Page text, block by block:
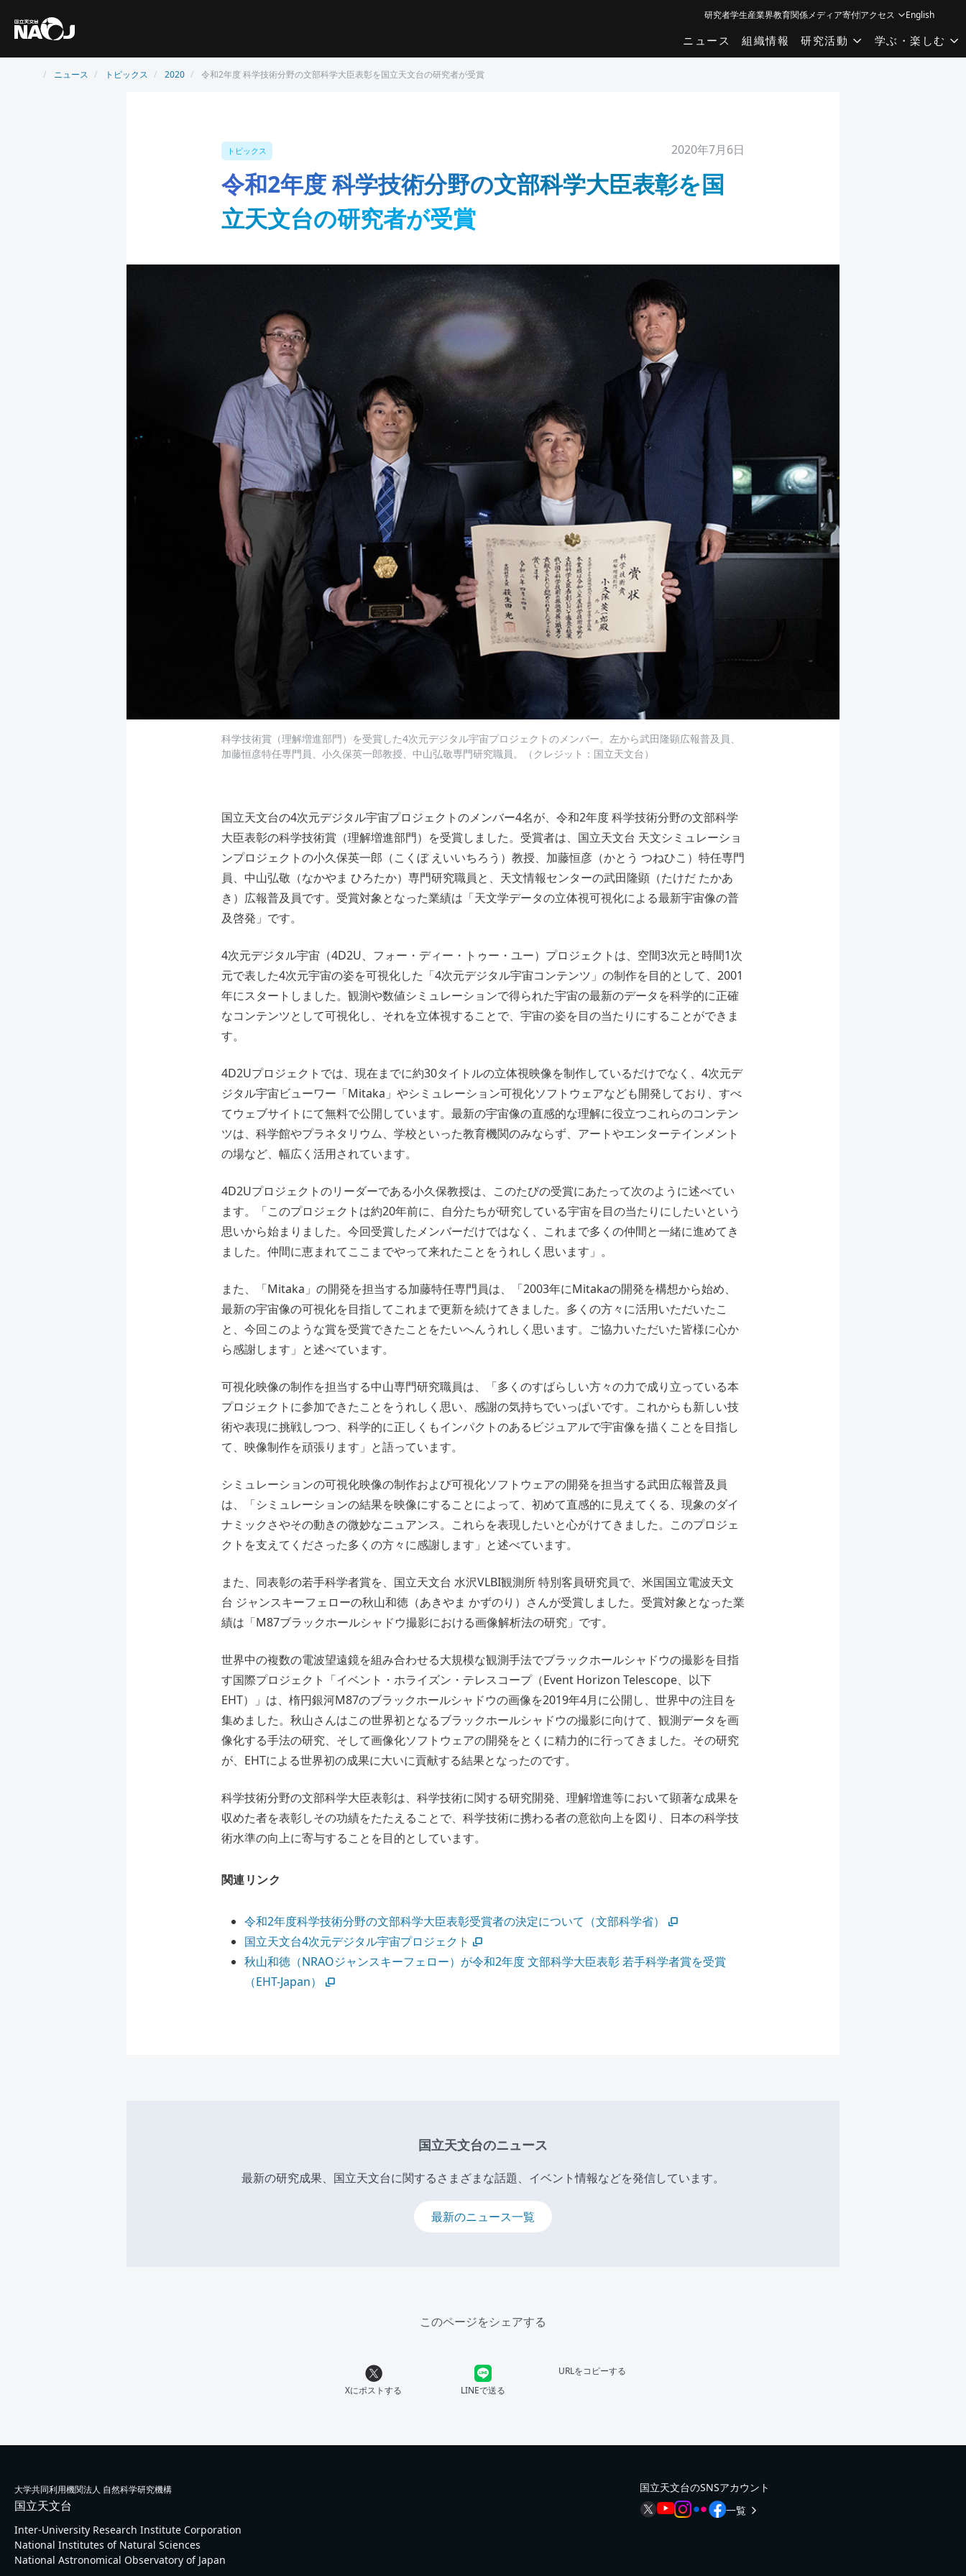
ニュース 組織情報 研究活動 学ぶ・楽しむ
研究者学生産業界教育関係メディア寄付アクセス English
ニュース トピックス 2020 令和2年度 科学技術分野の文部科学大臣表彰を国立天文台の研究者が受賞
トピックス 2020年7月6日
令和2年度 科学技術分野の文部科学大臣表彰を国
立天文台の研究者が受賞
科学技術賞（理解増進部門）を受賞した4次元デジタル宇宙プロジェクトのメンバー。左から武田隆顕広報普及員、
加藤恒彦特任専門員、小久保英一郎教授、中山弘敬専門研究職員。（クレジット：国立天文台）
国立天文台の4次元デジタル宇宙プロジェクトのメンバー4名が、令和2年度 科学技術分野の文部科学
大臣表彰の科学技術賞（理解増進部門）を受賞しました。受賞者は、国立天文台 天文シミュレーショ
ンプロジェクトの小久保英一郎（こくぼ えいいちろう）教授、加藤恒彦（かとう つねひこ）特任専門
員、中山弘敬（なかやま ひろたか）専門研究職員と、天文情報センターの武田隆顕（たけだ たかあ
き）広報普及員です。受賞対象となった業績は「天文学データの立体視可視化による最新宇宙像の普
及啓発」です。
4次元デジタル宇宙（4D2U、フォー・ディー・トゥー・ユー）プロジェクトは、空間3次元と時間1次
元で表した4次元宇宙の姿を可視化した「4次元デジタル宇宙コンテンツ」の制作を目的として、2001
年にスタートしました。観測や数値シミュレーションで得られた宇宙の最新のデータを科学的に正確
なコンテンツとして可視化し、それを立体視することで、宇宙の姿を目の当たりにすることができま
す。
4D2Uプロジェクトでは、現在までに約30タイトルの立体視映像を制作しているだけでなく、4次元デ
ジタル宇宙ビューワー「Mitaka」やシミュレーション可視化ソフトウェアなども開発しており、すべ
てウェブサイトにて無料で公開しています。最新の宇宙像の直感的な理解に役立つこれらのコンテン
ツは、科学館やプラネタリウム、学校といった教育機関のみならず、アートやエンターテインメント
の場など、幅広く活用されています。
4D2Uプロジェクトのリーダーである小久保教授は、このたびの受賞にあたって次のように述べてい
ます。「このプロジェクトは約20年前に、自分たちが研究している宇宙を目の当たりにしたいという
思いから始まりました。今回受賞したメンバーだけではなく、これまで多くの仲間と一緒に進めてき
ました。仲間に恵まれてここまでやって来れたことをうれしく思います」。
また、「Mitaka」の開発を担当する加藤特任専門員は、「2003年にMitakaの開発を構想から始め、
最新の宇宙像の可視化を目指してこれまで更新を続けてきました。多くの方々に活用いただいたこ
と、今回このような賞を受賞できたことをたいへんうれしく思います。ご協力いただいた皆様に心か
ら感謝します」と述べています。
可視化映像の制作を担当する中山専門研究職員は、「多くのすばらしい方々の力で成り立っている本
プロジェクトに参加できたことをうれしく思い、感謝の気持ちでいっぱいです。これからも新しい技
術や表現に挑戦しつつ、科学的に正しくもインパクトのあるビジュアルで宇宙像を描くことを目指し
て、映像制作を頑張ります」と語っています。
シミュレーションの可視化映像の制作および可視化ソフトウェアの開発を担当する武田広報普及員
は、「シミュレーションの結果を映像にすることによって、初めて直感的に見えてくる、現象のダイ
ナミックさやその動きの微妙なニュアンス。これらを表現したいと心がけてきました。このプロジェ
クトを支えてくださった多くの方々に感謝します」と述べています。
また、同表彰の若手科学者賞を、国立天文台 水沢VLBI観測所 特別客員研究員で、米国国立電波天文
台 ジャンスキーフェローの秋山和徳（あきやま かずのり）さんが受賞しました。受賞対象となった業
績は「M87ブラックホールシャドウ撮影における画像解析法の研究」です。
世界中の複数の電波望遠鏡を組み合わせる大規模な観測手法でブラックホールシャドウの撮影を目指
す国際プロジェクト「イベント・ホライズン・テレスコープ（Event Horizon Telescope、以下
EHT）」は、楕円銀河M87のブラックホールシャドウの画像を2019年4月に公開し、世界中の注目を
集めました。秋山さんはこの世界初となるブラックホールシャドウの撮影に向けて、観測データを画
像化する手法の研究、そして画像化ソフトウェアの開発をとくに精力的に行ってきました。その研究
が、EHTによる世界初の成果に大いに貢献する結果となったのです。
科学技術分野の文部科学大臣表彰は、科学技術に関する研究開発、理解増進等において顕著な成果を
収めた者を表彰しその功績をたたえることで、科学技術に携わる者の意欲向上を図り、日本の科学技
術水準の向上に寄与することを目的としています。
関連リンク
令和2年度科学技術分野の文部科学大臣表彰受賞者の決定について（文部科学省）
国立天文台4次元デジタル宇宙プロジェクト
秋山和徳（NRAOジャンスキーフェロー）が令和2年度 文部科学大臣表彰 若手科学者賞を受賞
（EHT-Japan）
国立天文台のニュース
最新の研究成果、国立天文台に関するさまざまな話題、イベント情報などを発信しています。
最新のニュース一覧
このページをシェアする
Xにポストする LINEで送る
URLをコピーする
国立天文台のSNSアカウント
一覧
大学共同利用機関法人 自然科学研究機構
国立天文台
Inter-University Research Institute Corporation
National Institutes of Natural Sciences
National Astronomical Observatory of Japan